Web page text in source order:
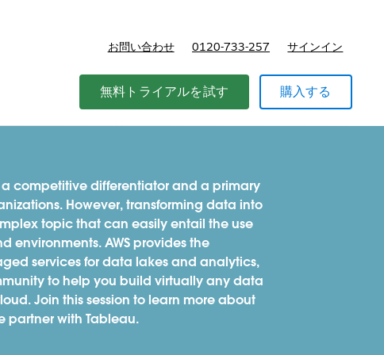
価格
お問い合わせ 0120-733-257 サインイン
無料トライアルを試す 購入する
competitive differentiator and a primary
However, transforming data into
topic that can easily entail the use
environments. AWS provides the
services for data lakes and analytics,
to help you build virtually any data
Join this session to learn more about
partner with Tableau.